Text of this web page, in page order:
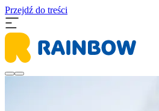
Przejdź do treści